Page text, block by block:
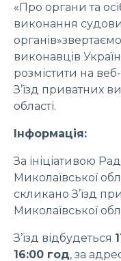
«Про органи та
виконання
виконавців
розмістити на
З’їзд приватних
області.
Інформація:
За ініціативою
Миколаївської
скликано З’їзд
Миколаївської
З’їзд відбудеться
16:00 год, за